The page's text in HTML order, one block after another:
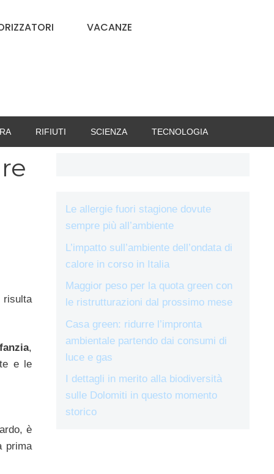
VACANZE
RIFIUTI SCIENZA TECNOLOGIA
risulta
,
e le
è
prima
Le allergie fuori stagione dovute
sempre più all’ambiente
L’impatto sull’ambiente dell’ondata di
calore in corso in Italia
Maggior peso per la quota green con
le ristrutturazioni dal prossimo mese
Casa green: ridurre l’impronta
ambientale partendo dai consumi di
luce e gas
I dettagli in merito alla biodiversità
sulle Dolomiti in questo momento
storico